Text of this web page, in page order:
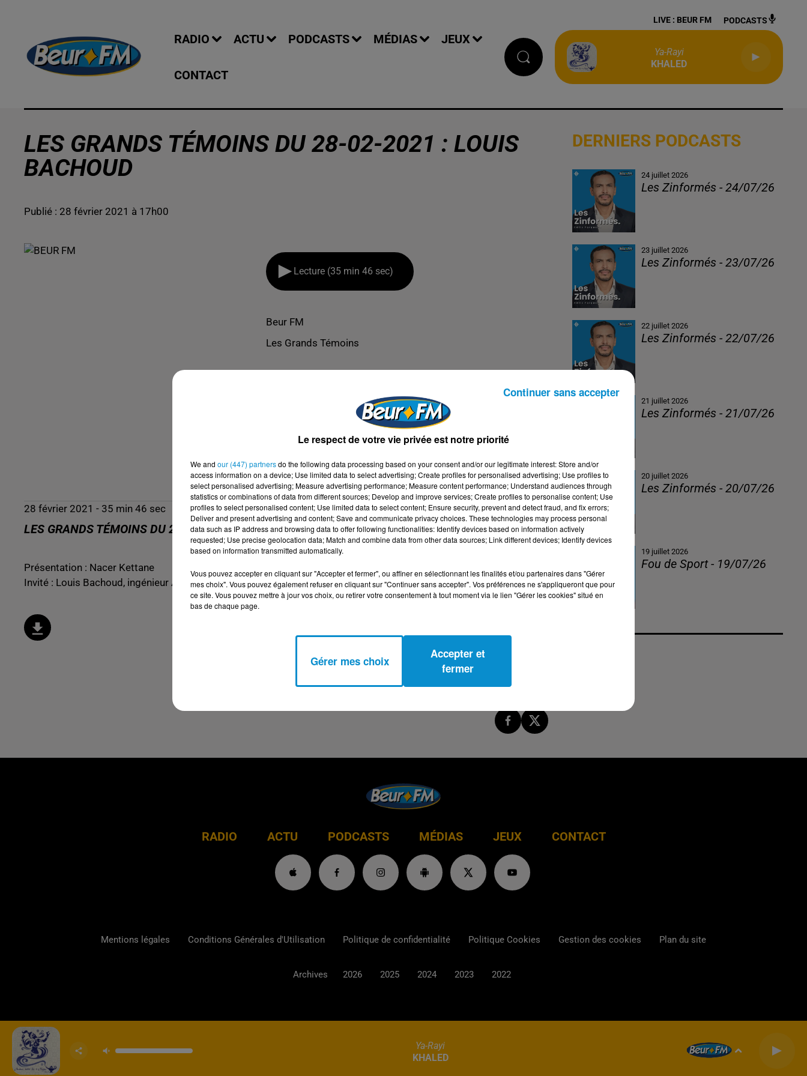
RADIO ACTU PODCASTS MÉDIAS JEUX
CONTACT
LIVE : BEUR FM PODCASTS
Ya-Rayi
KHALED
LES GRANDS TÉMOINS DU 28-02-2021 : LOUIS
BACHOUD
Publié : 28 février 2021 à 17h00
Lecture (35 min 46 sec)
Beur FM
Les Grands Témoins
28 février 2021 - 35 min 46 sec
LES GRANDS TÉMOINS DU 28-02-2021 : LOUIS BACHOUD
Présentation : Nacer Kettane
Invité : Louis Bachoud, ingénieur Arts et Métiers, architecte, urbaniste, enseignant et écrivain
DERNIERS PODCASTS
24 juillet 2026
Les Zinformés - 24/07/26
23 juillet 2026
Les Zinformés - 23/07/26
22 juillet 2026
Les Zinformés - 22/07/26
21 juillet 2026
Les Zinformés - 21/07/26
20 juillet 2026
Les Zinformés - 20/07/26
19 juillet 2026
Fou de Sport - 19/07/26
RADIO ACTU PODCASTS MÉDIAS JEUX CONTACT
Ya-Rayi
KHALED
Mentions légales Conditions Générales d'Utilisation Politique de confidentialité Politique Cookies Gestion des cookies Plan du site
Archives 2026 2025 2024 2023 2022
Le respect de votre vie privée est notre priorité
We and our (447) partnersdo the following data processing based on your consent and/or our legitimate interest: Store and/or
access information on a device; Use limited data to select advertising; Create profiles for personalised advertising; Use profiles to
select personalised advertising; Measure advertising performance; Measure content performance; Understand audiences through
statistics or combinations of data from different sources; Develop and improve services; Create profiles to personalise content; Use
profiles to select personalised content; Use limited data to select content; Ensure security, prevent and detect fraud, and fix errors;
Deliver and present advertising and content; Save and communicate privacy choices. These technologies may process personal
data such as IP address and browsing data to offer following functionalities: Identify devices based on information actively
requested; Use precise geolocation data; Match and combine data from other data sources; Link different devices; Identify devices
based on information transmitted automatically.
Vous pouvez accepter en cliquant sur "Accepter et fermer", ou affiner en sélectionnant les finalités et/ou partenaires dans "Gérer
mes choix". Vous pouvez également refuser en cliquant sur "Continuer sans accepter". Vos préférences ne s'appliqueront que pour
ce site. Vous pouvez mettre à jour vos choix, ou retirer votre consentement à tout moment via le lien "Gérer les cookies" situé en
bas de chaque page.
Gérer mes choix
Accepter et
fermer
Continuer sans accepter